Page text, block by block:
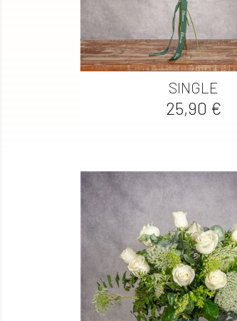
SINGLE
Precio
25,90 €
Vista rápida